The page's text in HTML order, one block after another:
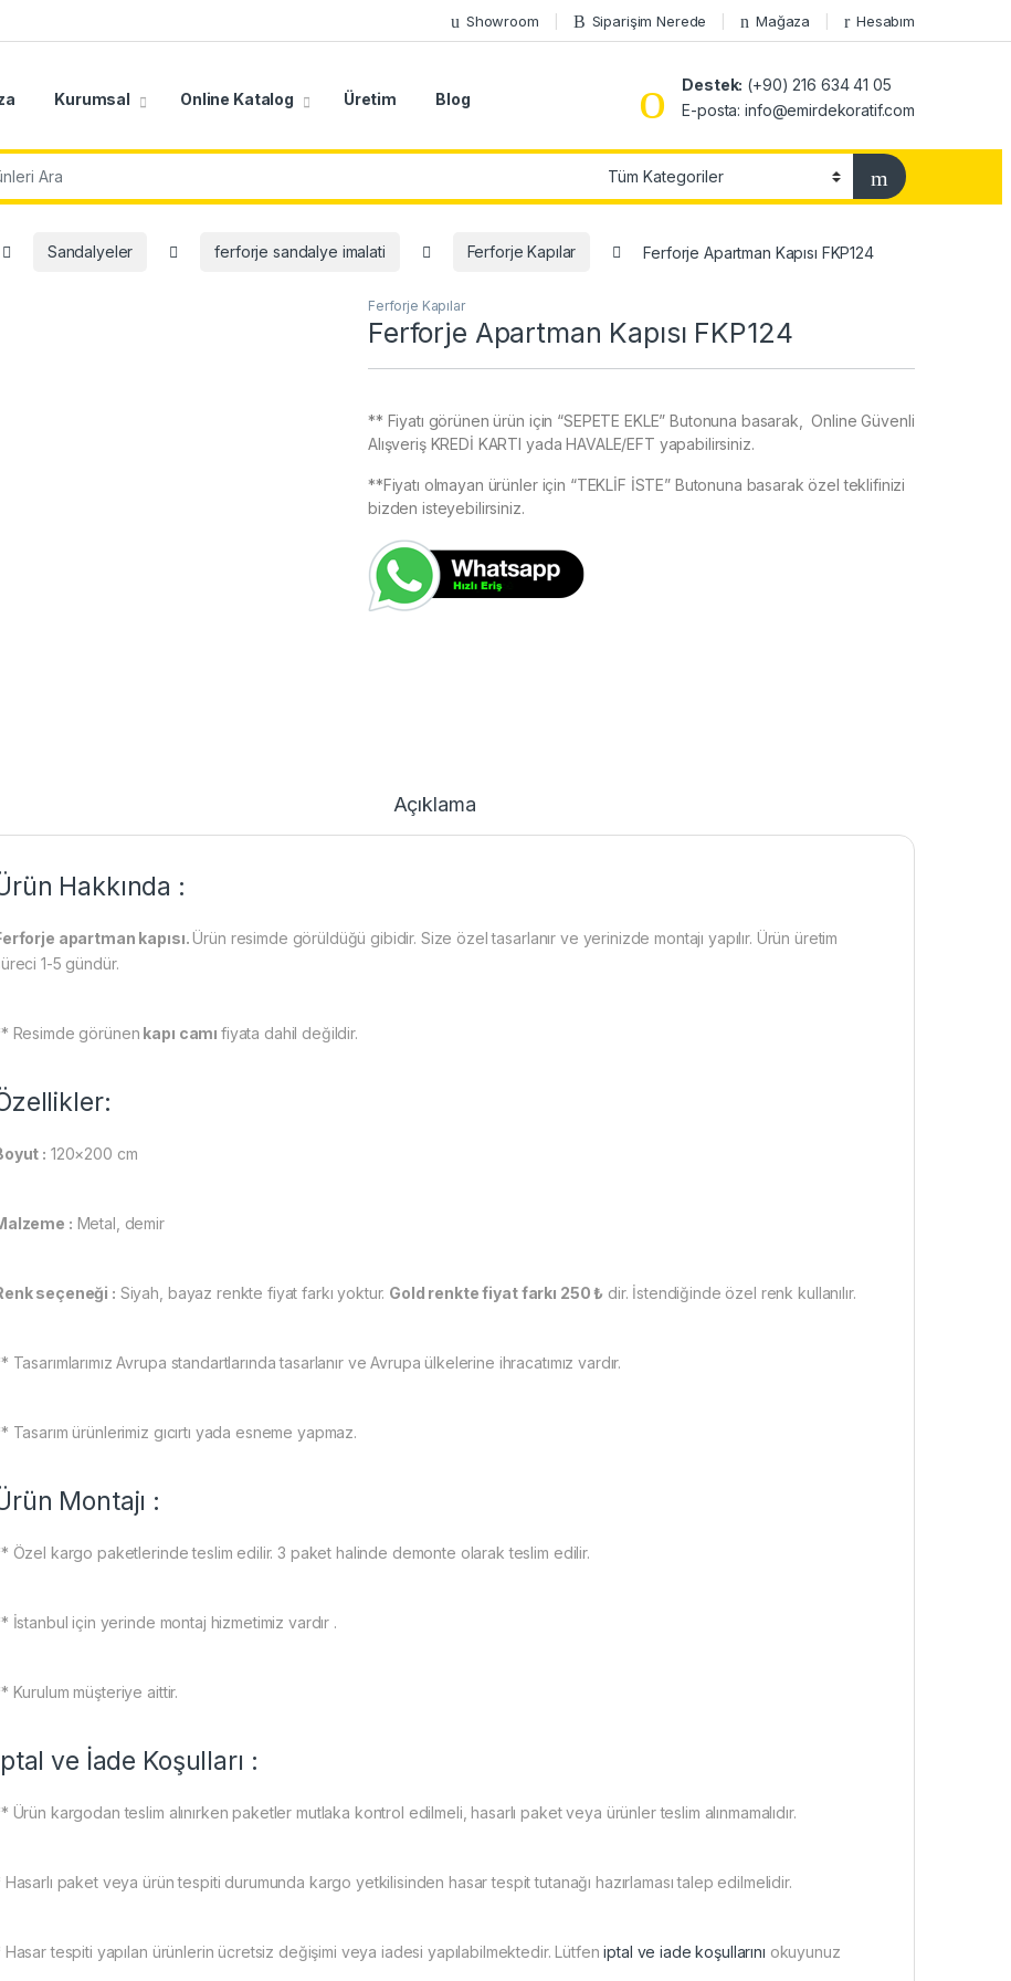
Showroom Siparişim Nerede Mağaza Hesabım
Kurumsal Online Katalog Üretim Blog
Destek: (+90) 216 634 41 05
E-posta: info@emirdekoratif.com
Sandalyeler ferforje sandalye imalati Ferforje Kapılar Ferforje Apartman Kapısı FKP124
Ferforje Kapılar
Ferforje Apartman Kapısı FKP124
** Fiyatı görünen ürün için “SEPETE EKLE” Butonuna basarak, Online Güvenli
Alışveriş KREDİ KARTI yada HAVALE/EFT yapabilirsiniz.
**Fiyatı olmayan ürünler için “TEKLİF İSTE” Butonuna basarak özel teklifinizi
bizden isteyebilirsiniz.
Açıklama
Hakkında :
apartman kapısı.Ürün resimde görüldüğü gibidir. Size özel tasarlanır ve yerinizde montajı yapılır. Ürün üretim
1-5 gündür.
Resimde görünen kapı camı fiyata dahil değildir.
: 120×200 cm
: Metal, demir
seçeneği : Siyah, bayaz renkte fiyat farkı yoktur. Gold renkte fiyat farkı 250 ₺ dir. İstendiğinde özel renk kullanılır.
Tasarımlarımız Avrupa standartlarında tasarlanır ve Avrupa ülkelerine ihracatımız vardır.
Tasarım ürünlerimiz gıcırtı yada esneme yapmaz.
Montajı :
Özel kargo paketlerinde teslim edilir. 3 paket halinde demonte olarak teslim edilir.
İstanbul için yerinde montaj hizmetimiz vardır .
Kurulum müşteriye aittir.
ve İade Koşulları :
Ürün kargodan teslim alınırken paketler mutlaka kontrol edilmeli, hasarlı paket veya ürünler teslim alınmamalıdır.
Hasarlı paket veya ürün tespiti durumunda kargo yetkilisinden hasar tespit tutanağı hazırlaması talep edilmelidir.
Hasar tespiti yapılan ürünlerin ücretsiz değişimi veya iadesi yapılabilmektedir. Lütfeniptal ve iade koşullarını okuyunuz